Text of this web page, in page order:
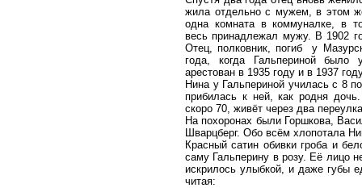
жила отдельно с мужем, в этом
одна комната в коммуналке, в
весь принадлежал мужу. В 1902
Отец, полковник, погиб у
года, когда Гальпериной
арестован в 1935 году и в 1937
Нина у Гальпериной училась с 8
прибилась к ней, как родня
скоро 70, живёт через два
На похоронах были Горшкова,
Шварцберг. Обо всём хлопотала
Красный сатин обивки гроба и
саму Гальперину в розу. Её лицо
искрилось улыбкой, и даже губы
читая: